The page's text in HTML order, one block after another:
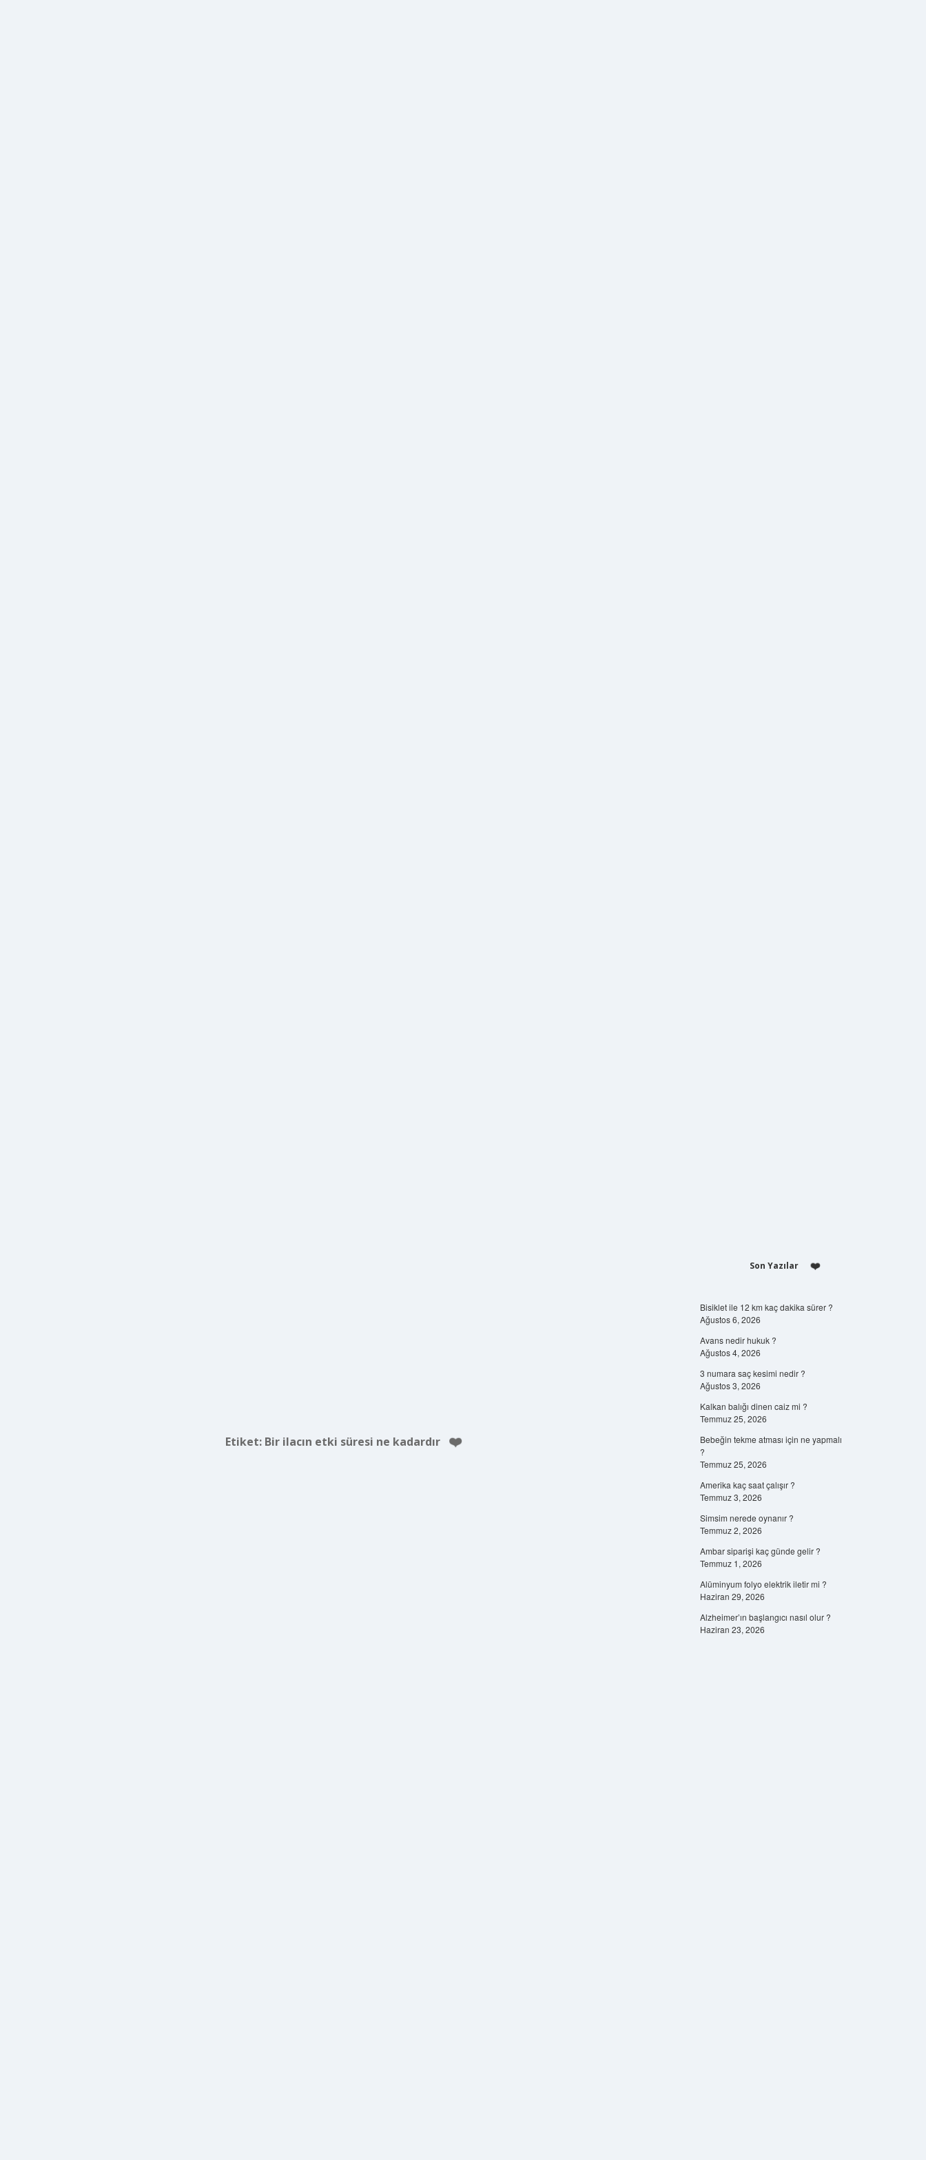
Etiket: Bir ilacın etki süresi ne kadardır
Son Yazılar
Bisiklet ile 12 km kaç dakika sürer ?
Ağustos 6, 2026
Avans nedir hukuk ?
Ağustos 4, 2026
3 numara saç kesimi nedir ?
Ağustos 3, 2026
Kalkan balığı dinen caiz mi ?
Temmuz 25, 2026
Bebeğin tekme atması için ne yapmalı
?
Temmuz 25, 2026
Amerika kaç saat çalışır ?
Temmuz 3, 2026
Simsim nerede oynanır ?
Temmuz 2, 2026
Ambar siparişi kaç günde gelir ?
Temmuz 1, 2026
Alüminyum folyo elektrik iletir mi ?
Haziran 29, 2026
Alzheimer’ın başlangıcı nasıl olur ?
Haziran 23, 2026